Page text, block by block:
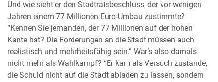
Und wie sieht er den Stadtratsbeschluss, der vor wenigen
Jahren einem 77 Millionen-Euro-Umbau zustimmte?
“Kennen Sie jemanden, der 77 Millionen auf der hohen
Kante hat? Die Forderungen an die Stadt müssen auch
realistisch und mehrheitsfähig sein.” War’s also damals
nicht mehr als Wahlkampf? “Er kam als Versuch zustande,
die Schuld nicht auf die Stadt abladen zu lassen, sondern